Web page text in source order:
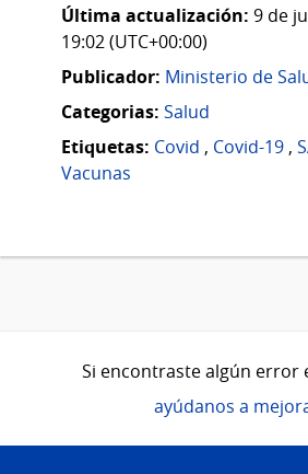
Última actualización: 9 de
19:02 (UTC+00:00)
Publicador: Ministerio de
Categorias: Salud
Etiquetas: Covid , Covid-19 ,
Vacunas
Si encontraste algún error
ayúdanos a